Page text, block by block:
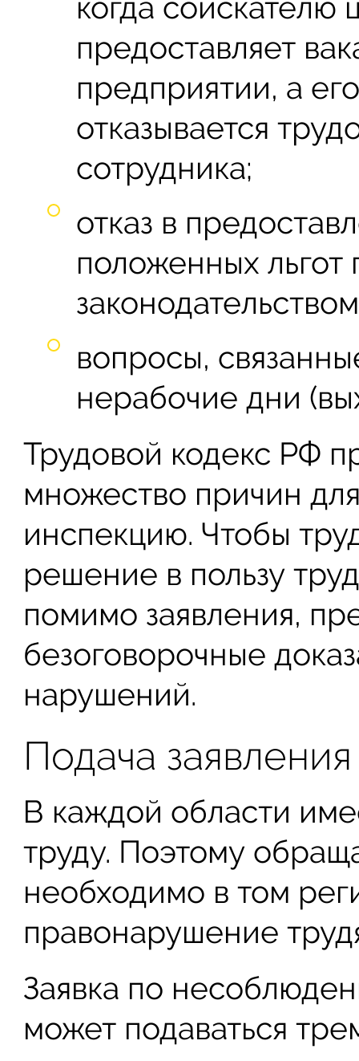
предоставляет
предприятии, а
отказывается
сотрудника;
отказ в
положенных
вопросы,
нерабочие дни
Трудовой кодекс РФ
множество причин
инспекцию. Чтобы
решение в пользу
помимо заявления,
безоговорочные
нарушений.
Подача
В каждой области
труду. Поэтому
необходимо в том
правонарушение
Заявка по
может подаваться